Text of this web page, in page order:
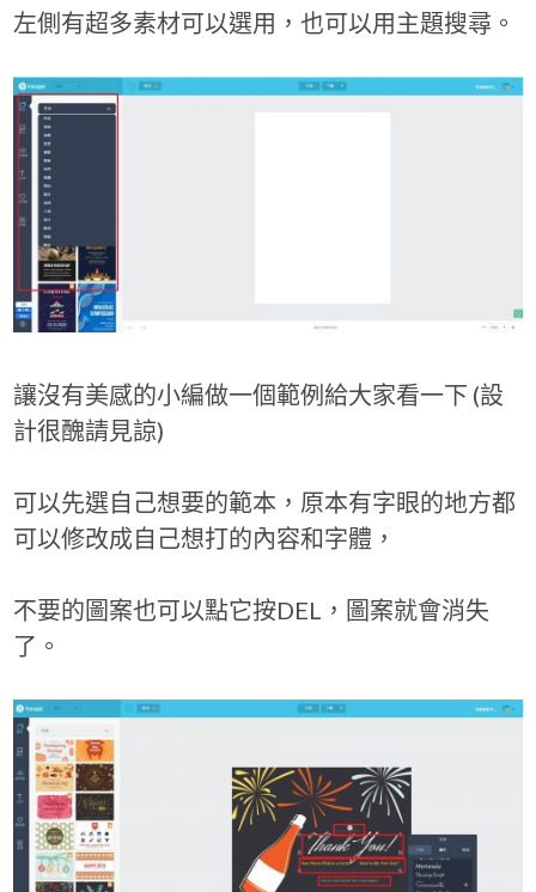
左側有超多素材可以選用，也可以用主題搜尋。
讓沒有美感的小編做一個範例給大家看一下 (設
計很醜請見諒)
可以先選自己想要的範本，原本有字眼的地方都
可以修改成自己想打的內容和字體，
不要的圖案也可以點它按DEL，圖案就會消失
了。